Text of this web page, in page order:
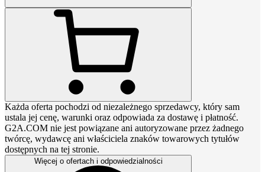
Każda oferta pochodzi od niezależnego sprzedawcy, który sam
ustala jej cenę, warunki oraz odpowiada za dostawę i płatność.
G2A.COM nie jest powiązane ani autoryzowane przez żadnego
twórcę, wydawcę ani właściciela znaków towarowych tytułów
dostępnych na tej stronie.
Więcej o ofertach i odpowiedzialności